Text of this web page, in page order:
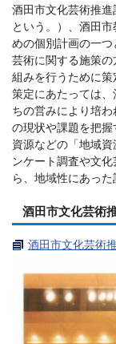
酒田市文化芸術推進
という。）、酒田
めの個別計画の一
芸術に関する施策
組みを行うために策
策定にあたっては
ちの営みにより培
の現状や課題を把
資源などの「地域
ンケート調査や文
ら、地域性にあった
酒田市文化芸術
酒田市文化芸術